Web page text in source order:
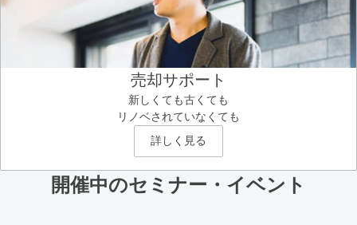
売却サポート
新しくても古くても
リノベされていなくても
詳しく見る
開催中のセミナー・イベント